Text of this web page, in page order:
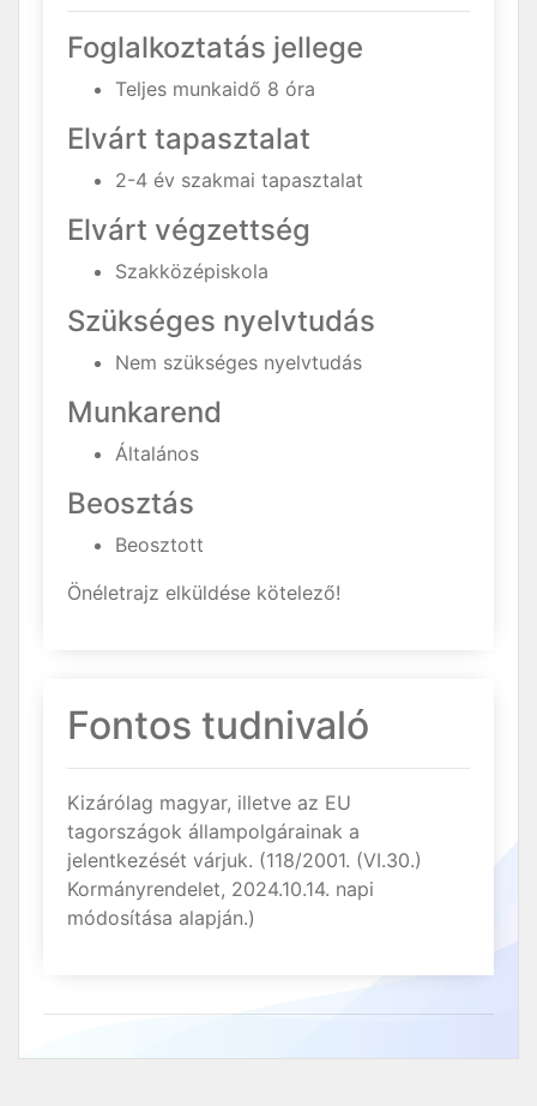
Foglalkoztatás jellege
Teljes munkaidő 8 óra
Elvárt tapasztalat
2-4 év szakmai tapasztalat
Elvárt végzettség
Szakközépiskola
Szükséges nyelvtudás
Nem szükséges nyelvtudás
Munkarend
Általános
Beosztás
Beosztott
Önéletrajz elküldése kötelező!
Fontos tudnivaló
Kizárólag magyar, illetve az EU
tagországok állampolgárainak a
jelentkezését várjuk. (118/2001. (VI.30.)
Kormányrendelet, 2024.10.14. napi
módosítása alapján.)